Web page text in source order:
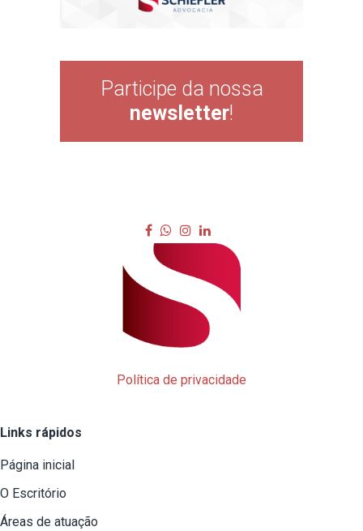
Participe da nossa
newsletter!
Política de privacidade
Links rápidos
Página inicial
O Escritório
Áreas de atuação